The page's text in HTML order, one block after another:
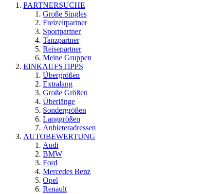
PARTNERSUCHE
Große Singles
Freizeitpartner
Sportpartner
Tanzpartner
Reisepartner
Meine Gruppen
EINKAUFSTIPPS
Übergrößen
Extralang
Große Größen
Überlänge
Sondergrößen
Langgrößen
Anbieteradressen
AUTOBEWERTUNG
Audi
BMW
Ford
Mercedes Benz
Opel
Renault